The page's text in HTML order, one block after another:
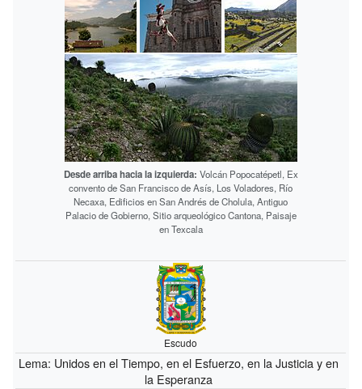
Desde arriba hacia la izquierda: Volcán Popocatépetl, Ex
convento de San Francisco de Asís, Los Voladores, Río
Necaxa, Edificios en San Andrés de Cholula, Antiguo
Palacio de Gobierno, Sitio arqueológico Cantona, Paisaje
en Texcala
Escudo
Lema: Unidos en el Tiempo, en el Esfuerzo, en la Justicia y en
la Esperanza